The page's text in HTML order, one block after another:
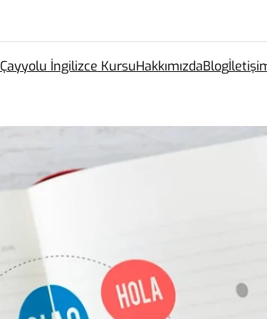
Çayyolu İngilizce KursuHakkımızdaBlog